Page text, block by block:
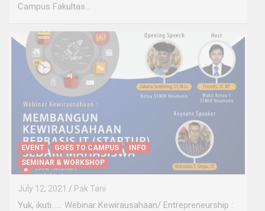
Campus Fakultas…
EVENT GOES TO CAMPUS
INFO
SEMINAR & WORKSHOP
July 12, 2021 Pak Tani
Yuk, ikuti…… Webinar Kewirausahaan/ Entrepreneurship :